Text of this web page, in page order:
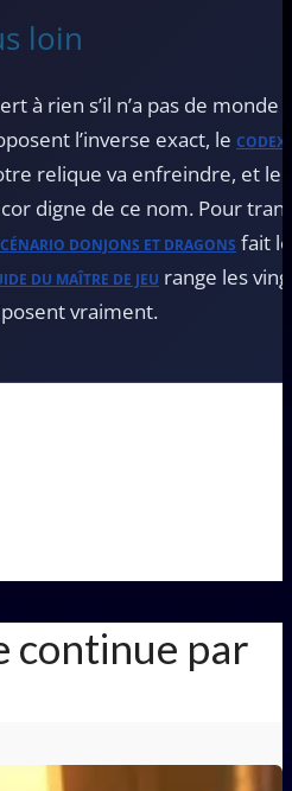
loin
à rien s’il n’a pas de monde
l’inverse exact, le CODEX
relique va enfreindre, et
digne de ce nom. Pour
DONJONS ET DRAGONS fait
DU MAÎTRE DE JEU range les
posent vraiment.
continue par